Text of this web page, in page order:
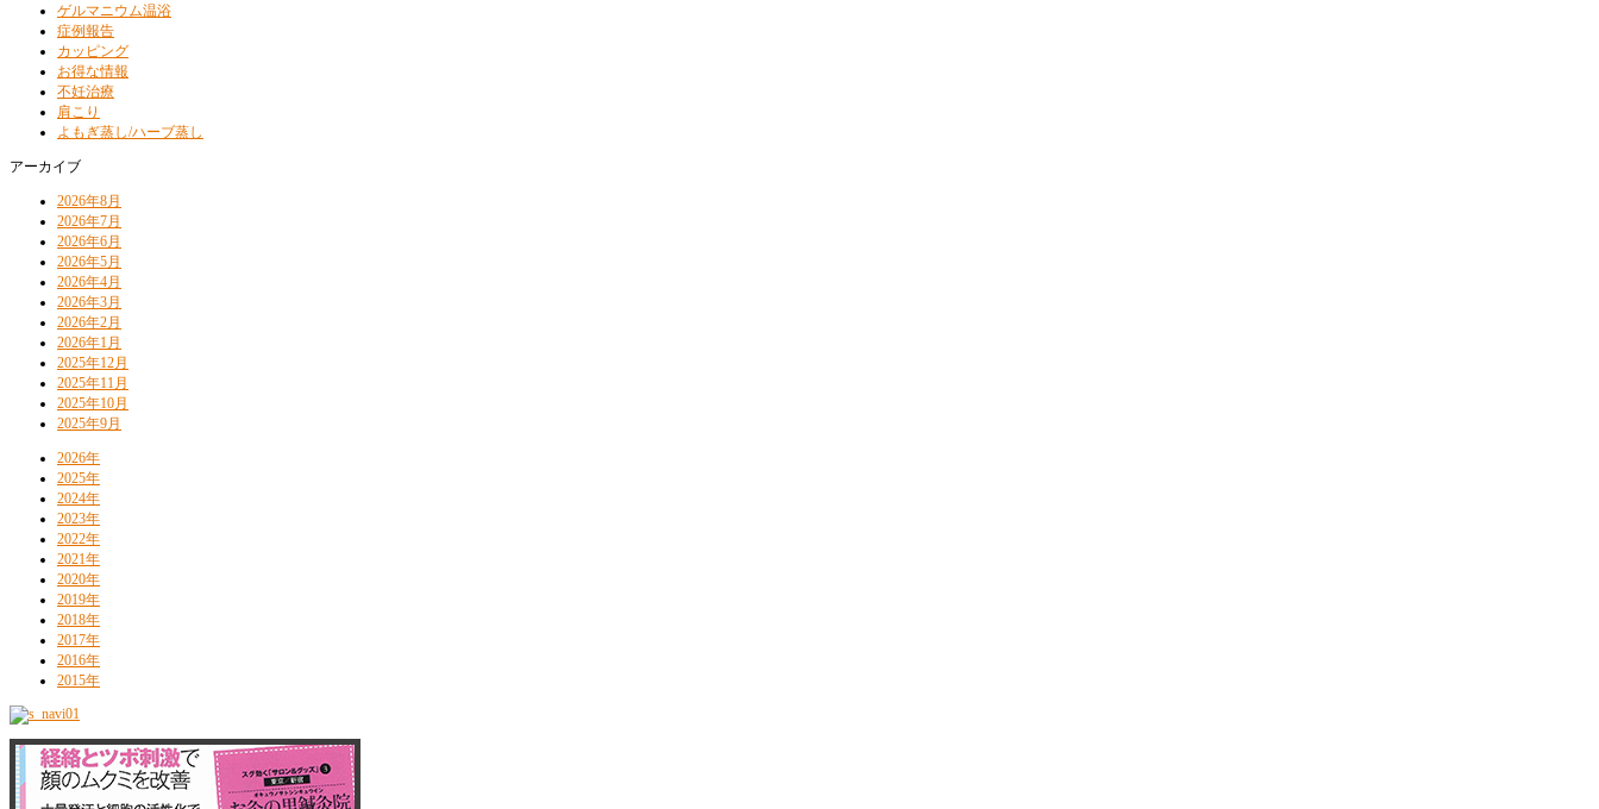
ゲルマニウム温浴
症例報告
カッピング
お得な情報
不妊治療
肩こり
よもぎ蒸し/ハーブ蒸し
アーカイブ
2026年8月
2026年7月
2026年6月
2026年5月
2026年4月
2026年3月
2026年2月
2026年1月
2025年12月
2025年11月
2025年10月
2025年9月
2026年
2025年
2024年
2023年
2022年
2021年
2020年
2019年
2018年
2017年
2016年
2015年